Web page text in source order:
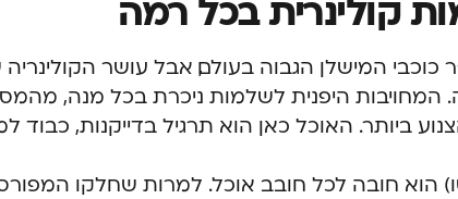
כוכבי המישלן הגבוה בעולם, אבל עושר
המחויבות היפנית לשלמות ניכרת בכל מנה,
ביותר. האוכל כאן הוא תרגיל בדייקנות, כבוד
הוא חובה לכל חובב אוכל. למרות שחלקו